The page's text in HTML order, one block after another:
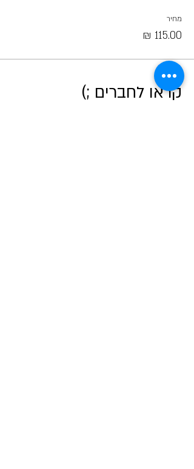
מחיר
קראו לחברים ;)